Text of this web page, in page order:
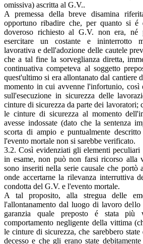
omissiva) ascritta al G.V..
A premessa della breve disamina
opportuno ribadire che, per quanto si é
doveroso richiesto al G.V. non era, né
esercitare un costante e ininterrotto
lavorativa e dell'adozione delle cautele
che a tal fine la sorveglianza diretta,
continuativa competeva al soggetto
quest'ultimo si era allontanato dal cantiere
momento in cui avvenne l'infortunio, così
sull'esecuzione in sicurezza delle
cinture di sicurezza da parte dei lavoratori;
le cinture di sicurezza al momento
avesse indossate (dato che la sentenza
scorta di ampio e puntualmente
l'evento mortale non si sarebbe verificato.
3.2. Così evidenziati gli elementi peculiari
in esame, non può non farsi ricorso alla
sono inseriti nella serie causale che portò
onde accertarne la rilevanza interruttiva
condotta del G.V. e l'evento mortale.
A tal proposito, alla stregua delle
l'allontanamento dal luogo di lavoro
garanzia quale preposto é stata più
comportamento negligente della vittima
le cinture di sicurezza, che sarebbero
decesso e che gli erano state